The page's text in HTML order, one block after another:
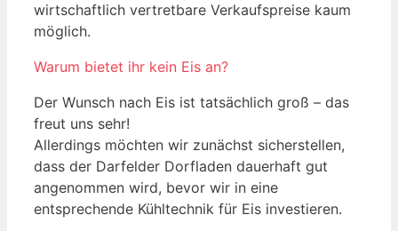
wirtschaftlich vertretbare Verkaufspreise kaum
möglich.
Warum bietet ihr kein Eis an?
Der Wunsch nach Eis ist tatsächlich groß – das
freut uns sehr!
Allerdings möchten wir zunächst sicherstellen,
dass der Darfelder Dorfladen dauerhaft gut
angenommen wird, bevor wir in eine
entsprechende Kühltechnik für Eis investieren.